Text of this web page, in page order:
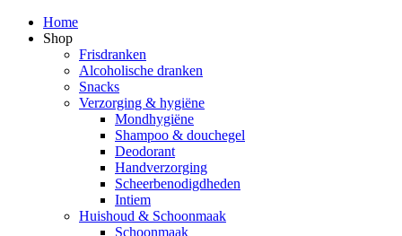
Home
Shop
Frisdranken
Alcoholische dranken
Snacks
Verzorging & hygiëne
Mondhygiëne
Shampoo & douchegel
Deodorant
Handverzorging
Scheerbenodigdheden
Intiem
Huishoud & Schoonmaak
Schoonmaak